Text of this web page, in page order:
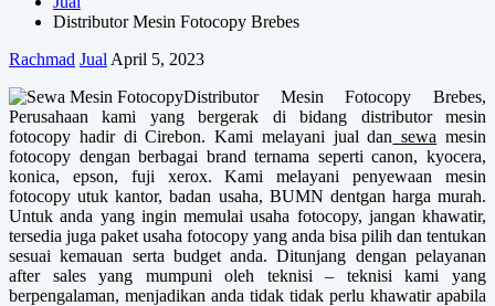
Distributor Mesin Fotocopy Brebes
Rachmad Jual April 5, 2023
Distributor Mesin Fotocopy Brebes,
Perusahaan kami yang bergerak di bidang distributor mesin
fotocopy hadir di Cirebon. Kami melayani jual dan sewa mesin
fotocopy dengan berbagai brand ternama seperti canon, kyocera,
konica, epson, fuji xerox. Kami melayani penyewaan mesin
fotocopy utuk kantor, badan usaha, BUMN dentgan harga murah.
Untuk anda yang ingin memulai usaha fotocopy, jangan khawatir,
tersedia juga paket usaha fotocopy yang anda bisa pilih dan tentukan
sesuai kemauan serta budget anda. Ditunjang dengan pelayanan
after sales yang mumpuni oleh teknisi – teknisi kami yang
berpengalaman, menjadikan anda tidak tidak perlu khawatir apabila